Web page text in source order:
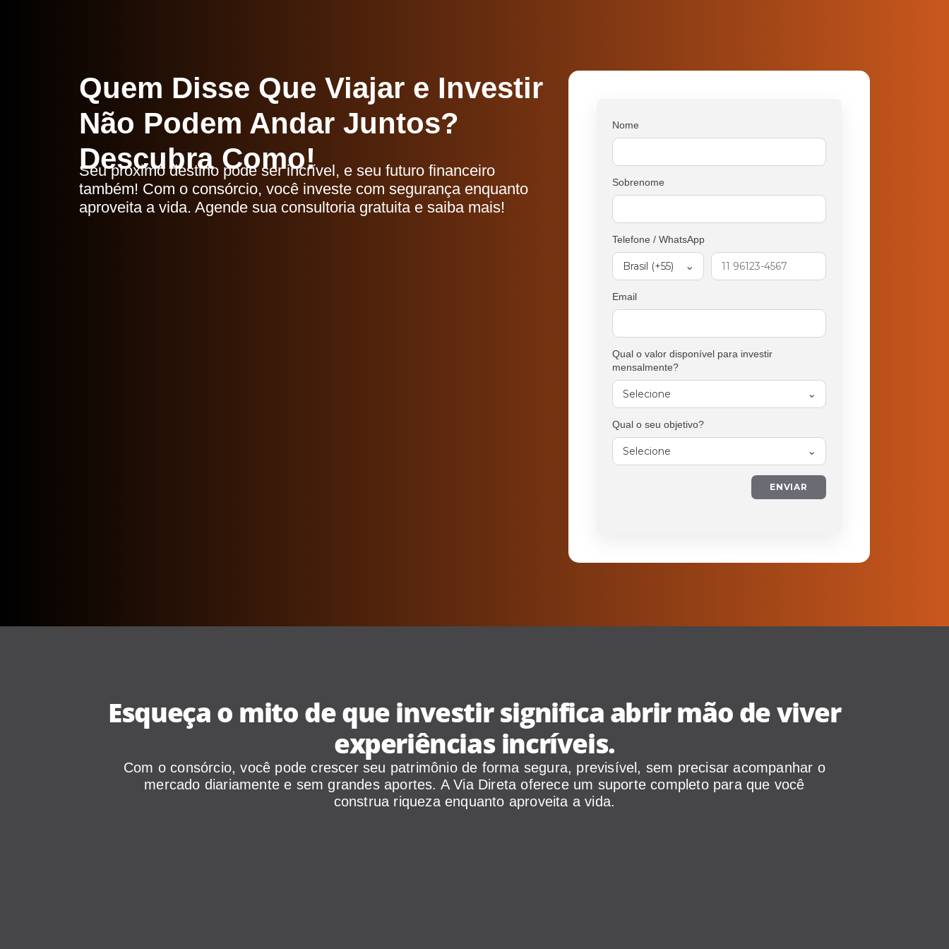
Quem Disse Que Viajar e Investir
Não Podem Andar Juntos?
Descubra Como!
Seu próximo destino pode ser incrível, e seu futuro financeiro
também! Com o consórcio, você investe com segurança enquanto
aproveita a vida. Agende sua consultoria gratuita e saiba mais!
Nome
Sobrenome
Telefone / WhatsApp
Email
Qual o valor disponível para investir
mensalmente?
Qual o seu objetivo?
ENVIAR
Esqueça o mito de que investir significa abrir mão de viver
experiências incríveis.
Com o consórcio, você pode crescer seu patrimônio de forma segura, previsível, sem precisar acompanhar o
mercado diariamente e sem grandes aportes. A Via Direta oferece um suporte completo para que você
construa riqueza enquanto aproveita a vida.